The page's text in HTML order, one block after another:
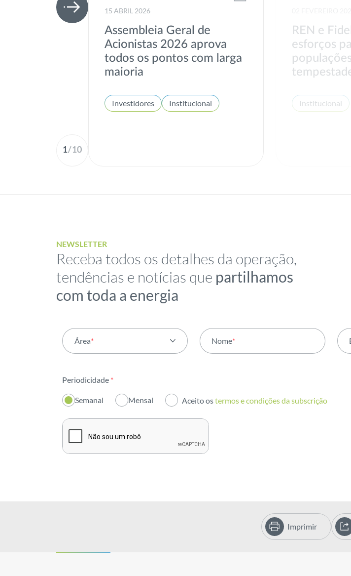
1/10
15 ABRIL 2026
Assembleia Geral de
Acionistas 2026 aprova
todos os pontos com larga
maioria
Investidores Institucional
REN e
esforços
Institucional
NEWSLETTER
Receba todos os detalhes da operação,
tendências e notícias que partilhamos
com toda a energia
Área*
Institucional
Sustentabilidade
Nome*
Periodicidade *
Semanal Mensal Aceito ostermos e condições da subscrição
Imprimir